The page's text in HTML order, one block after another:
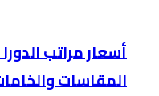
أسعار مراتب
المقاسات